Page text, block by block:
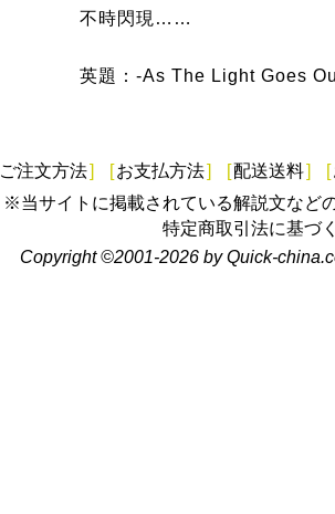
不時閃現……
英題：-As The Light Goes
ご注文方法] [お支払方法] [配送送料] [
※当サイトに掲載されている解説文など
特定商取引法に基づ
Copyright ©2001-2026 by Quick-